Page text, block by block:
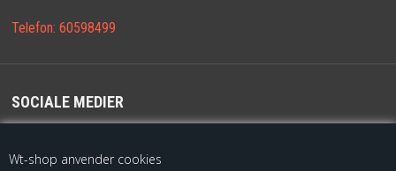
Wt-shop anvender cookies
Telefon: 60598499
SOCIALE MEDIER